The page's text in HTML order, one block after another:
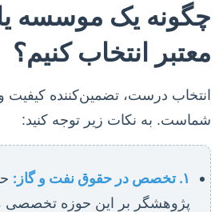
چگونه یک موسسه
معتبر انتخاب کنیم؟
انتخاب درست، تضمین‌کننده کیفیت
شماست. به نکات زیر توجه کنید:
۱. تخصص در حقوق نفت و گاز:
پژوهشگر بر این حوزه تخصصی